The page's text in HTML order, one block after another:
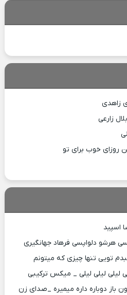
زاهدی
زارعی
روزای خوب برای تو
هرشو دلواپسی فرهاد جهانگیری
تویی تنها چیزی که میتونم
لیلی لیلی لیلی _ میکس ترکیبی
باز دوباره داره میمیره _صدای زن